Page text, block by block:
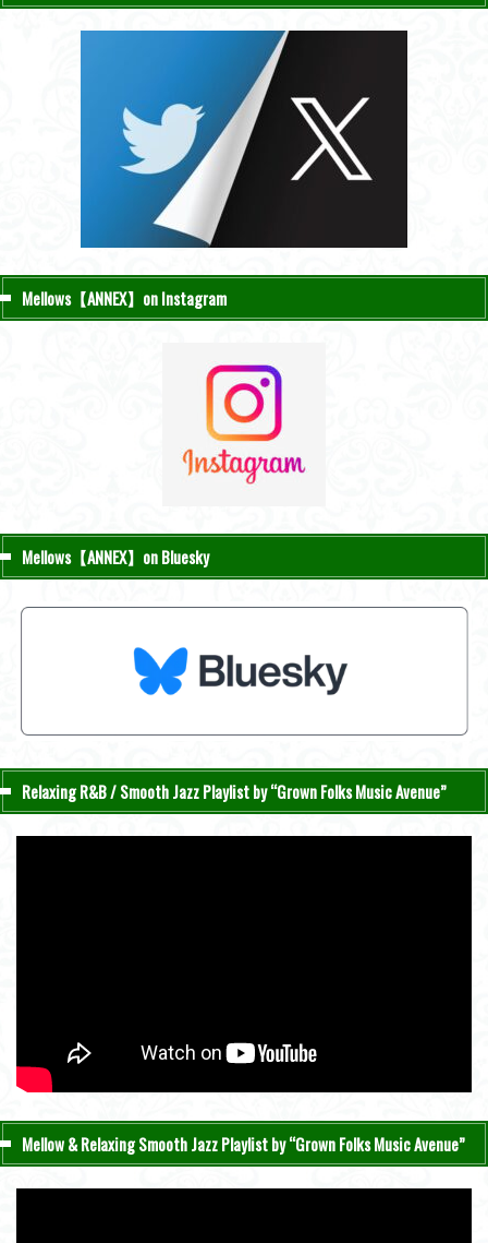
Mellows【ANNEX】on Instagram
Mellows【ANNEX】on Bluesky
Relaxing R&B / Smooth Jazz Playlist by “Grown Folks Music Avenue”
Mellow & Relaxing Smooth Jazz Playlist by “Grown Folks Music Avenue”